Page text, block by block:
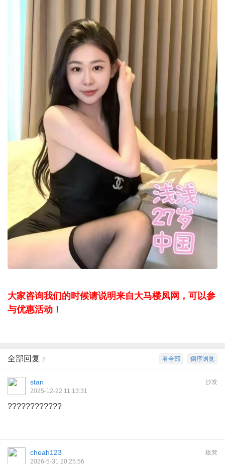
大家咨询我们的时候请说明来自大马楼凤网，可以参
与优惠活动！
倒序浏览
看全部
全部回复 2
沙发
stan
2025-12-22 11:13:31
????????????
板凳
cheah123
2026-5-31 20:25:56